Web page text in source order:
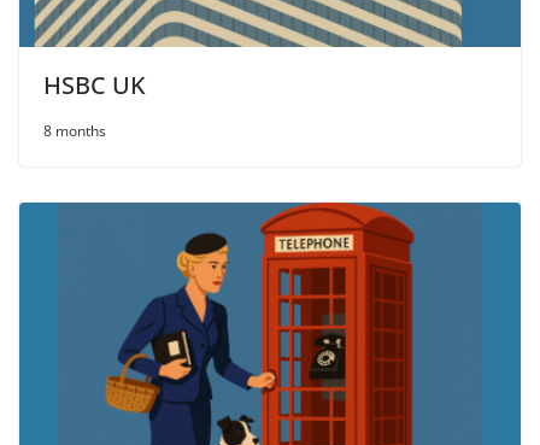
HSBC UK
8 months